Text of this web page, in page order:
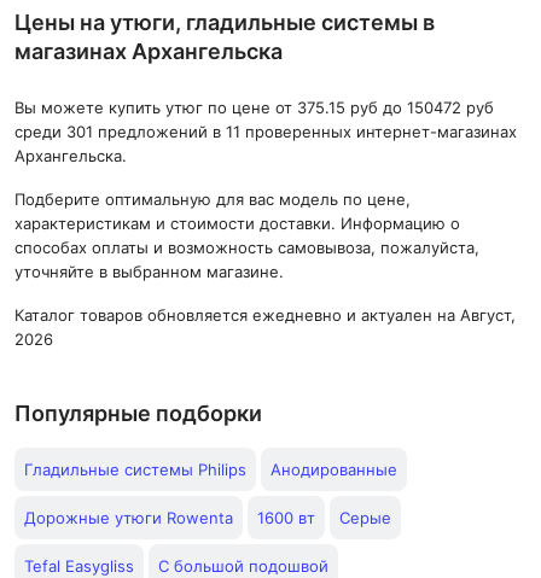
Цены на утюги, гладильные системы в
магазинах Архангельска
Вы можете купить утюг по цене от 375.15 руб до 150472 руб
среди 301 предложений в 11 проверенных интернет-магазинах
Архангельска.
Подберите оптимальную для вас модель по цене,
характеристикам и стоимости доставки. Информацию о
способах оплаты и возможность самовывоза, пожалуйста,
уточняйте в выбранном магазине.
Каталог товаров обновляется ежедневно и актуален на Август,
2026
Популярные подборки
Гладильные системы Philips Анодированные
Дорожные утюги Rowenta 1600 вт Серые
Tefal Easygliss С большой подошвой